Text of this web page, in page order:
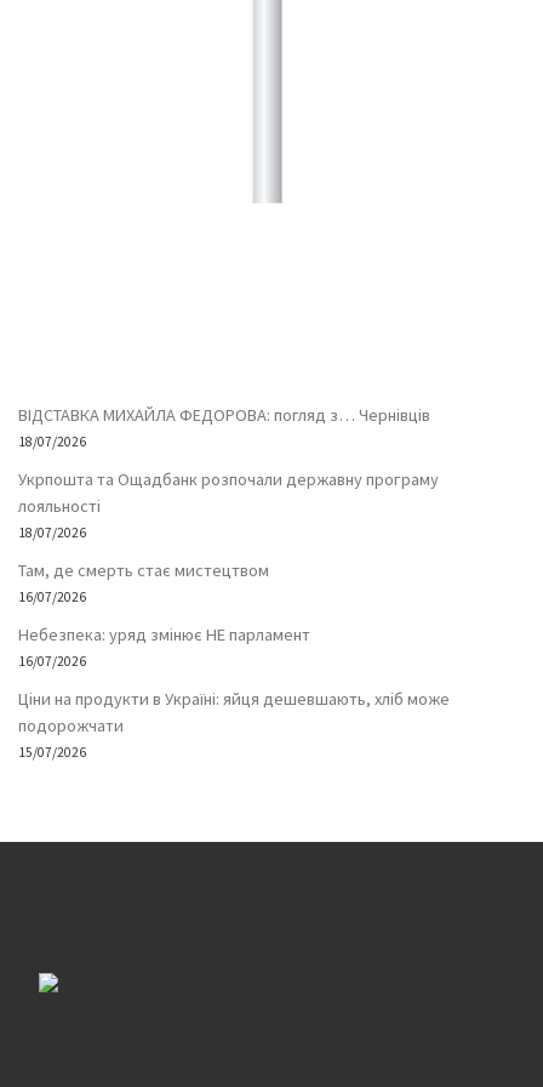
ВІДСТАВКА МИХАЙЛА ФЕДОРОВА: погляд з… Чернівців
18/07/2026
Укрпошта та Ощадбанк розпочали державну програму
лояльності
18/07/2026
Там, де смерть стає мистецтвом
16/07/2026
Небезпека: уряд змінює НЕ парламент
16/07/2026
Ціни на продукти в Україні: яйця дешевшають, хліб може
подорожчати
15/07/2026